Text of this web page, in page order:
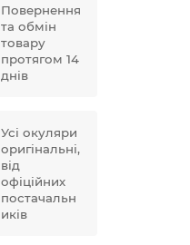
Повернення
та обмін
товару
протягом 14
днів
Усі окуляри
оригінальні,
від
офіційних
постачальн
иків